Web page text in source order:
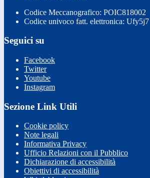
Codice Meccanografico: POIC818002
Codice univoco fatt. elettronica: Ufy5j7
Seguici su
Facebook
Twitter
Youtube
Instagram
Sezione Link Utili
Cookie policy
Note legali
Informativa Privacy
Ufficio Relazioni con il Pubblico
Dichiarazione di accessibilità
Obiettivi di accessibilità